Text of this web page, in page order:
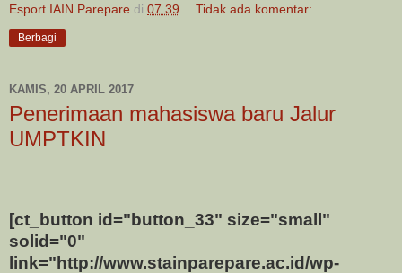
Esport IAIN Parepare di 07.39 Tidak ada komentar:
Berbagi
KAMIS, 20 APRIL 2017
Penerimaan mahasiswa baru Jalur
UMPTKIN
[ct_button id="button_33" size="small"
solid="0"
link="http://www.stainparepare.ac.id/wp-